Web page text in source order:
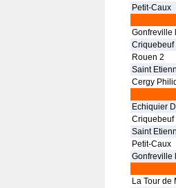
Petit-Caux
Gonfreville
Criquebeuf
Rouen 2
Saint
Cergy
Echiquier
Criquebeuf
Saint
Petit-Caux
Gonfreville
La Tour de